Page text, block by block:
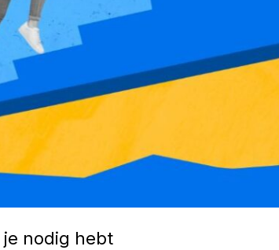
nodig hebt